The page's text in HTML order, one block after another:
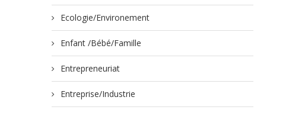
Ecologie/Environement
Enfant /Bébé/Famille
Entrepreneuriat
Entreprise/Industrie